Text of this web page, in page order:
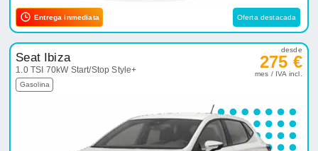
Entrega inmediata Oferta destacada
Seat Ibiza
1.0 TSI 70kW Start/Stop Style+
Gasolina
desde
275 €
mes / IVA incl.